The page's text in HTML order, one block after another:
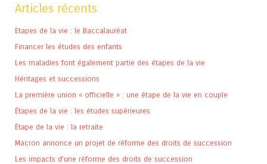
Articles récents
Etapes de la vie : le Baccalauréat
Financer les études des enfants
Les maladies font également partie des étapes de la vie
Héritages et successions
La première union « officielle » : une étape de la vie en couple
Étapes de la vie : les études supérieures
Étape de la vie : la retraite
Macron annonce un projet de réforme des droits de succession
Les impacts d’une réforme des droits de succession